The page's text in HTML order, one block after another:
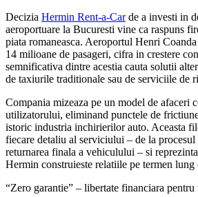
Decizia Hermin Rent-a-Carde a investi in
aeroportuare la Bucuresti vine ca raspuns
piata romaneasca. Aeroportul Henri Coanda
14 milioane de pasageri, cifra in crestere
semnificativa dintre acestia cauta solutii
de taxiurile traditionale sau de serviciile de
Compania mizeaza pe un model de afaceri
utilizatorului, eliminand punctele de
istoric industria inchirierilor auto. Aceasta
fiecare detaliu al serviciului – de la procesul
returnarea finala a vehiculului – si
Hermin construieste relatiile pe termen
“Zero garantie” – libertate financiara